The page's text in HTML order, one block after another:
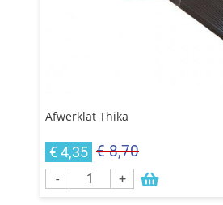
Afwerklat Thika
€ 4,35 € 8,70
- +